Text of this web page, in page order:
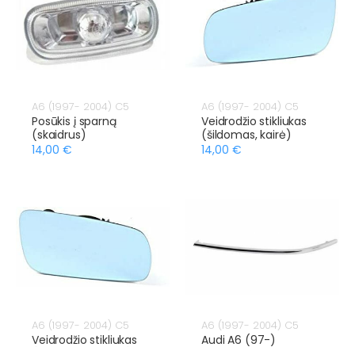
A6 (1997- 2004) C5
Posūkis į sparną
(skaidrus)
14,00 €
A6 (1997- 2004) C5
Veidrodžio stikliukas
(šildomas, kairė)
14,00 €
A6 (1997- 2004) C5
Veidrodžio stikliukas
A6 (1997- 2004) C5
Audi A6 (97-)